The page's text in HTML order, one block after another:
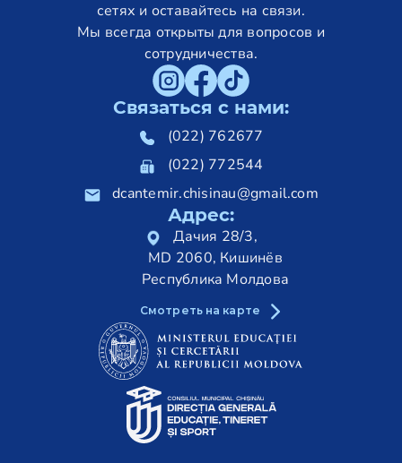
сетях и оставайтесь на связи.
Мы всегда открыты для вопросов и
сотрудничества.
Связаться с нами:
(022) 762677
(022) 772544
dcantemir.chisinau@gmail.com
Адрес:
Дачия 28/3,
MD 2060, Кишинёв
Республика Молдова
Смотреть на карте